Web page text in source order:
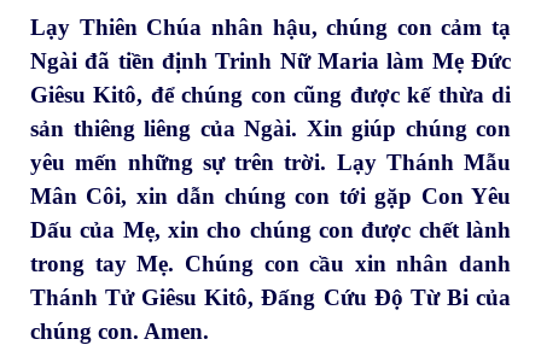
Lạy Thiên Chúa nhân hậu, chúng con cảm tạ
Ngài đã tiền định Trinh Nữ Maria làm Mẹ Đức
Giêsu Kitô, để chúng con cũng được kế thừa di
sản thiêng liêng của Ngài. Xin giúp chúng con
yêu mến những sự trên trời. Lạy Thánh Mẫu
Mân Côi, xin dẫn chúng con tới gặp Con Yêu
Dấu của Mẹ, xin cho chúng con được chết lành
trong tay Mẹ. Chúng con cầu xin nhân danh
Thánh Tử Giêsu Kitô, Đấng Cứu Độ Từ Bi của
chúng con. Amen.